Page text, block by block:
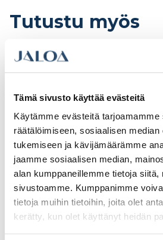
Tämä sivusto käyttää evästeitä
Käytämme evästeitä
räätälöimiseen, sosiaalisen median
tukemiseen ja kävijämäärämme
jaamme sosiaalisen median,
alan kumppaneillemme tietoja siitä,
sivustoamme. Kumppanimme
tietoja muihin tietoihin, joita olet
kerätty, kun olet käyttänyt heidän
Tutustu myös
Kulmarauta
50x50x35x2,5